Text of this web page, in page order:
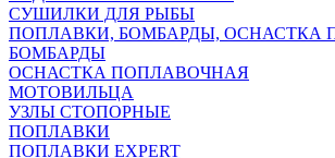
СУШИЛКИ ДЛЯ РЫБЫ
ПОПЛАВКИ, БОМБАРДЫ, ОСНАСТКА
БОМБАРДЫ
ОСНАСТКА ПОПЛАВОЧНАЯ
МОТОВИЛЬЦА
УЗЛЫ СТОПОРНЫЕ
ПОПЛАВКИ
ПОПЛАВКИ EXPERT